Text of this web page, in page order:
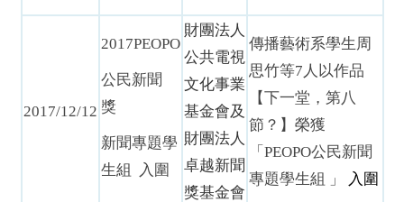
2017/12/12
2017PEOPO
公民新聞
獎
新聞專題學
生組
入圍
財團法人
公共電視
文化事業
基金會及
財團法人
卓越新聞
獎基金會
傳播藝術系學生周
思竹等7人以作品
【下一堂，第八
節？】榮獲
「PEOPO公民新聞
專題學生組 」
入圍